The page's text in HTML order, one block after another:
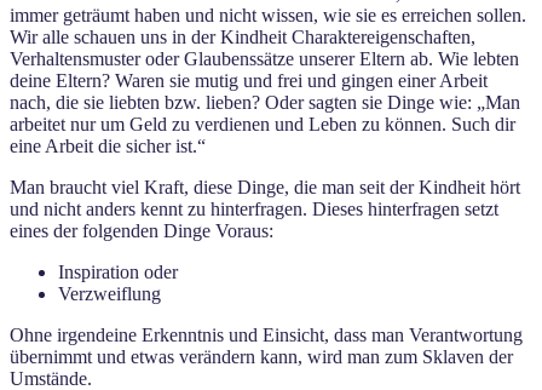
immer geträumt haben und nicht wissen, wie sie es erreichen sollen.
Wir alle schauen uns in der Kindheit Charaktereigenschaften,
Verhaltensmuster oder Glaubenssätze unserer Eltern ab. Wie lebten
deine Eltern? Waren sie mutig und frei und gingen einer Arbeit
nach, die sie liebten bzw. lieben? Oder sagten sie Dinge wie: „Man
arbeitet nur um Geld zu verdienen und Leben zu können. Such dir
eine Arbeit die sicher ist.“
Man braucht viel Kraft, diese Dinge, die man seit der Kindheit hört
und nicht anders kennt zu hinterfragen. Dieses hinterfragen setzt
eines der folgenden Dinge Voraus:
Inspiration oder
Verzweiflung
Ohne irgendeine Erkenntnis und Einsicht, dass man Verantwortung
übernimmt und etwas verändern kann, wird man zum Sklaven der
Umstände.